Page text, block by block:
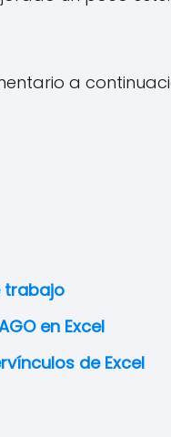
a
trabajo
en Excel
de Excel